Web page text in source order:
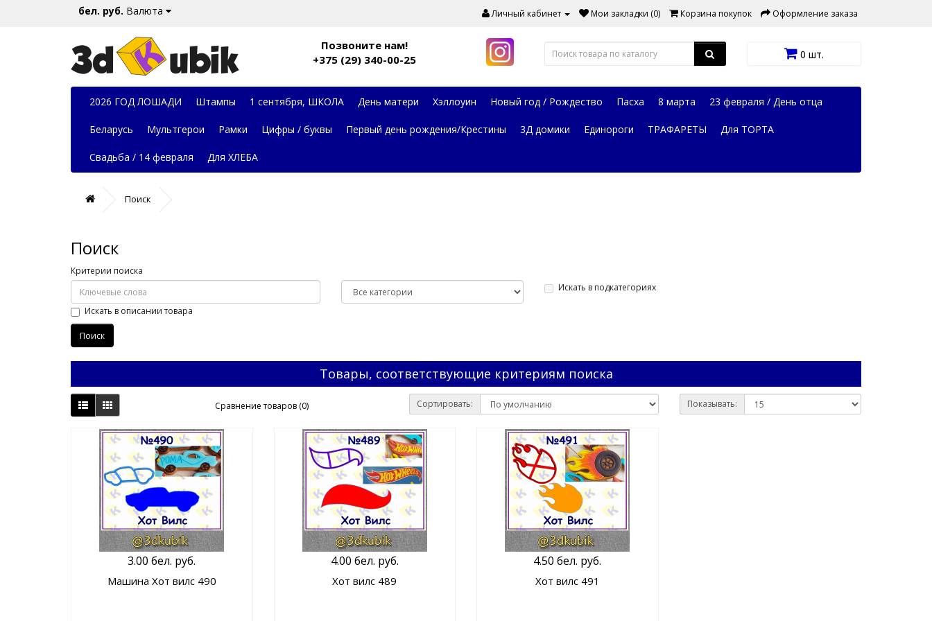
бел. руб. Валюта Личный кабинет Мои закладки (0) Корзина покупок Оформление заказа
Позвоните нам!
+375 (29) 340-00-25
0 шт.
2026 ГОД ЛОШАДИ Штампы 1 сентября, ШКОЛА День матери Хэллоуин Новый год / Рождество Пасха 8 марта 23 февраля / День отца
Беларусь Мультгерои Рамки Цифры / буквы Первый день рождения/Крестины 3Д домики Единороги ТРАФАРЕТЫ Для ТОРТА
Свадьба / 14 февраля Для ХЛЕБА
Поиск
Поиск
Критерии поиска
Искать в подкатегориях
Искать в описании товара
Товары, соответствующие критериям поиска
Сравнение товаров (0) Сортировать: Показывать:
3.00 бел. руб.
Машина Хот вилс 490
4.00 бел. руб.
Хот вилс 489
4.50 бел. руб.
Хот вилс 491